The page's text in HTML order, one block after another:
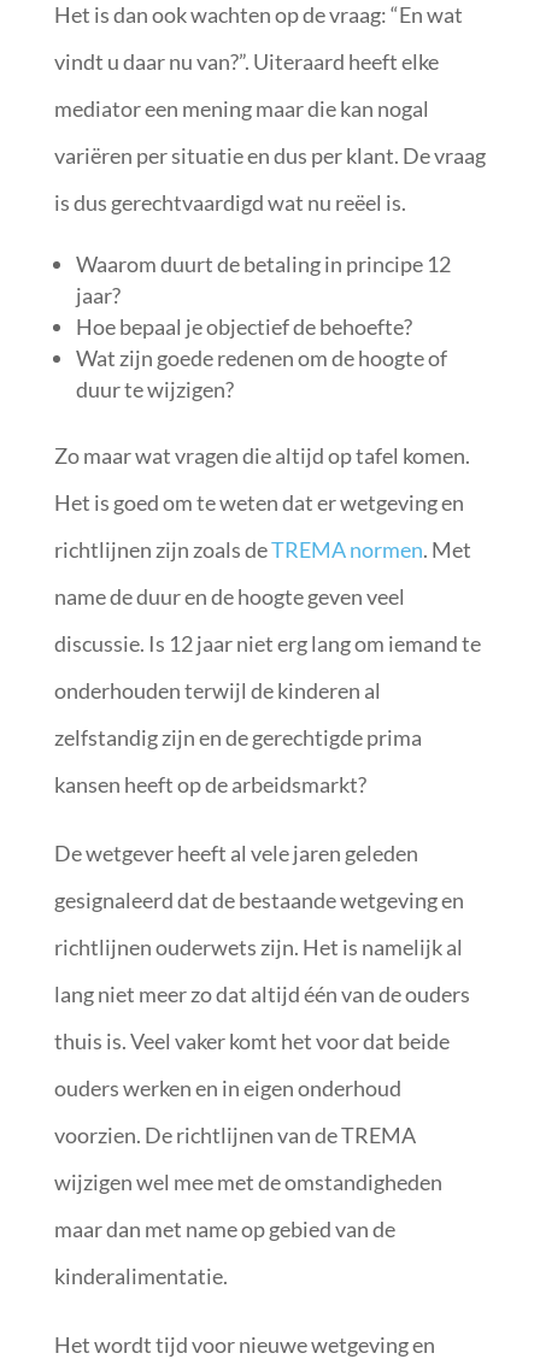
Het is dan ook wachten op de vraag: “En wat
vindt u daar nu van?”. Uiteraard heeft elke
mediator een mening maar die kan nogal
variëren per situatie en dus per klant. De vraag
is dus gerechtvaardigd wat nu reëel is.
Waarom duurt de betaling in principe 12
jaar?
Hoe bepaal je objectief de behoefte?
Wat zijn goede redenen om de hoogte of
duur te wijzigen?
Zo maar wat vragen die altijd op tafel komen.
Het is goed om te weten dat er wetgeving en
richtlijnen zijn zoals deTREMA normen. Met
name de duur en de hoogte geven veel
discussie. Is 12 jaar niet erg lang om iemand te
onderhouden terwijl de kinderen al
zelfstandig zijn en de gerechtigde prima
kansen heeft op de arbeidsmarkt?
De wetgever heeft al vele jaren geleden
gesignaleerd dat de bestaande wetgeving en
richtlijnen ouderwets zijn. Het is namelijk al
lang niet meer zo dat altijd één van de ouders
thuis is. Veel vaker komt het voor dat beide
ouders werken en in eigen onderhoud
voorzien. De richtlijnen van de TREMA
wijzigen wel mee met de omstandigheden
maar dan met name op gebied van de
kinderalimentatie.
Het wordt tijd voor nieuwe wetgeving en